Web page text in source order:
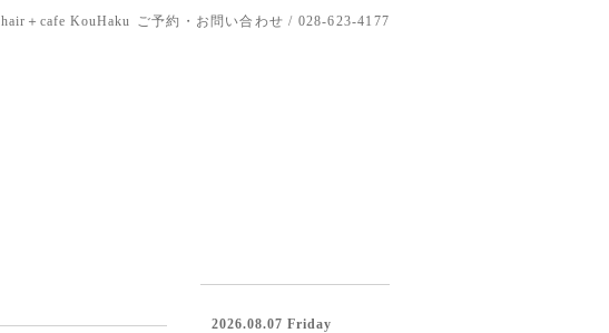
hair＋cafe KouHaku ご予約・お問い合わせ / 028-623-4177
2026.08.07 Friday